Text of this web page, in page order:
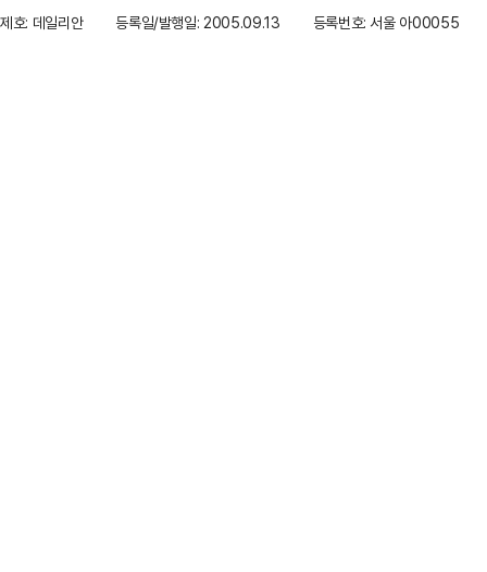
제호: 데일리안
등록일/발행일: 2005.09.13 등록번호: 서울 아00055